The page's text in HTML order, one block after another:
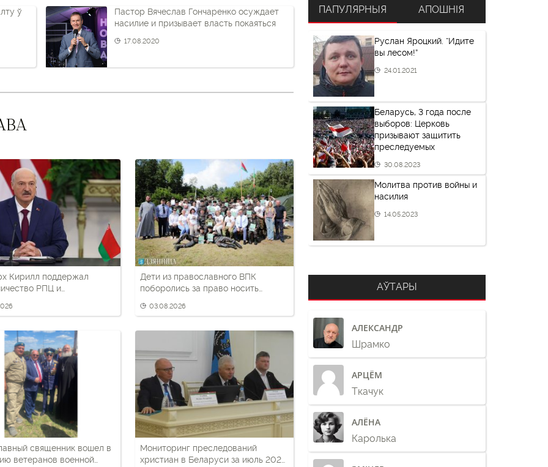
ў
Пастор Вячеслав Гончаренко осуждает
насилие и призывает власть покаяться
17.08.2020
Кирилл поддержал
РПЦ и
воспитании детей
Дети из православного ВПК
поборолись за право носить
03.08.2026
священник вошел в
ветеранов военной
Мониторинг преследований
христиан в Беларуси за июль 2026
ПАПУЛЯРНЫЯ
Руслан Яроцкий. “Идите
вы лесом!”
24.01.2021
Беларусь, 3 года после
выборов: Церковь
призывают защитить
преследуемых
30.08.2023
Молитва против войны и
насилия
14.05.2023
АПОШНІЯ
АЎТАРЫ
АЛЕКСАНДР
Шрамко
АРЦЁМ
Ткачук
АЛЁНА
Каролька